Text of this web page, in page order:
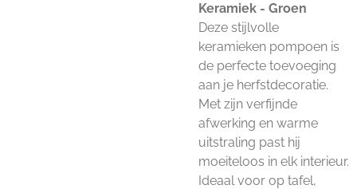
Keramiek - Groen
Deze stijlvolle
keramieken pompoen is
de perfecte toevoeging
aan je herfstdecoratie.
Met zijn verfijnde
afwerking en warme
uitstraling past hij
moeiteloos in elk interieur.
Ideaal voor op tafel,